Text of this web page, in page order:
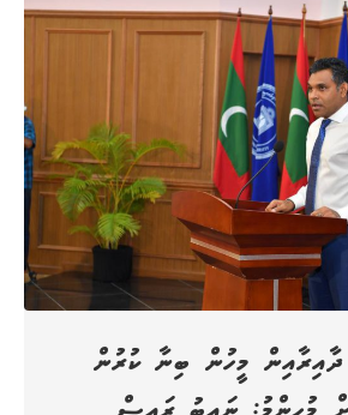
މީހުން ބިނާ ކުރުން